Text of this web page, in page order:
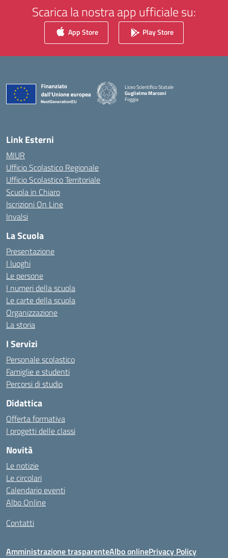
Scarica la nostra app ufficiale su:
App Store Play Store
Liceo Scientifico Statale
Guglielmo Marconi
Foggia
— Visita la pagina iniziale della scuola
Link Esterni
MIUR
Ufficio Scolastico Regionale
Ufficio Scolastico Territoriale
Scuola in Chiaro
Iscrizioni On Line
Invalsi
La Scuola
Presentazione
I luoghi
Le persone
I numeri della scuola
Le carte della scuola
Organizzazione
La storia
I Servizi
Personale scolastico
Famiglie e studenti
Percorsi di studio
Didattica
Offerta formativa
I progetti delle classi
Novità
Le notizie
Le circolari
Calendario eventi
Albo Online
Contatti
Amministrazione trasparenteAlbo onlinePrivacy Policy